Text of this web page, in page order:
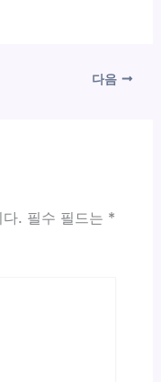
다음
다. 필수 필드는 *